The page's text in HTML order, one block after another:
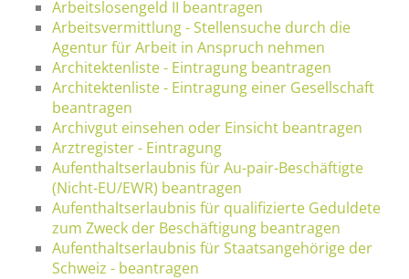
Arbeitslosengeld II beantragen
Arbeitsvermittlung - Stellensuche durch die
Agentur für Arbeit in Anspruch nehmen
Architektenliste - Eintragung beantragen
Architektenliste - Eintragung einer Gesellschaft
beantragen
Archivgut einsehen oder Einsicht beantragen
Arztregister - Eintragung
Aufenthaltserlaubnis für Au-pair-Beschäftigte
(Nicht-EU/EWR) beantragen
Aufenthaltserlaubnis für qualifizierte Geduldete
zum Zweck der Beschäftigung beantragen
Aufenthaltserlaubnis für Staatsangehörige der
Schweiz - beantragen